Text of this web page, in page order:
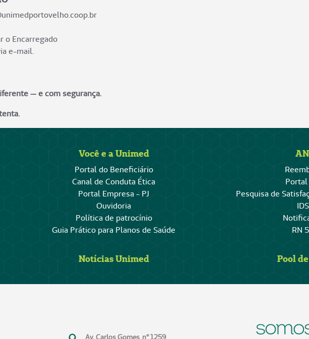
o Encarregado
e-mail.
— e com segurança.
Você e a Unimed
Portal do Beneficiário
Canal de Conduta Ética
Portal Empresa - PJ
Ouvidoria
Política de patrocínio
Guia Prático para Planos de Saúde
Portal
Pesquisa de
RN
Notícias Unimed Pool
Av. Carlos Gomes, n° 1259